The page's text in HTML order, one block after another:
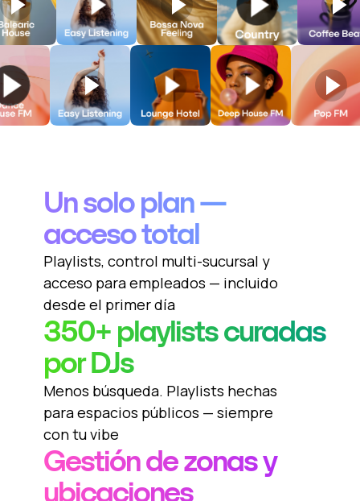
Un solo plan —
acceso total
Playlists, control multi-sucursal y
acceso para empleados — incluido
desde el primer día
350+ playlists curadas
por DJs
Menos búsqueda. Playlists hechas
para espacios públicos — siempre
con tu vibe
Gestión de zonas y
ubicaciones